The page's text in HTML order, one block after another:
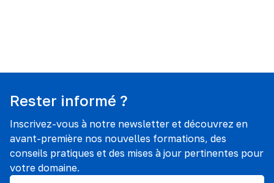
Rester informé ?
Inscrivez-vous à notre newsletter et découvrez en
avant-première nos nouvelles formations, des
conseils pratiques et des mises à jour pertinentes pour
votre domaine.